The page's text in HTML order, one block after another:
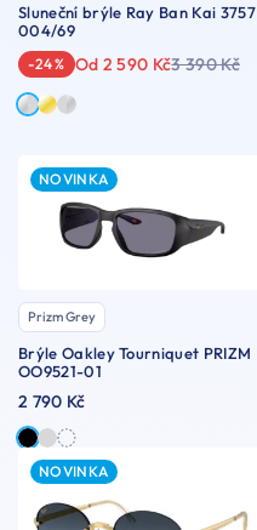
Sluneční brýle Ray Ban Kai 3757
004/69
-24 % Od 2 590 Kč3 390 Kč
NOVINKA
Prizm Grey
Brýle Oakley Tourniquet PRIZM
OO9521-01
2 790 Kč
NOVINKA